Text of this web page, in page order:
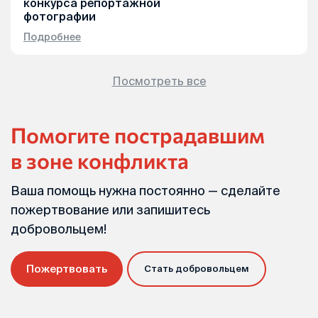
конкурса репортажной
фотографии
Подробнее
Посмотреть все
Помогите пострадавшим
в зоне конфликта
Ваша помощь нужна постоянно — сделайте
пожертвование или запишитесь
добровольцем!
Пожертвовать Стать добровольцем